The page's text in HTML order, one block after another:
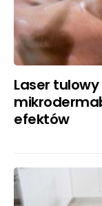
Laser
efektów